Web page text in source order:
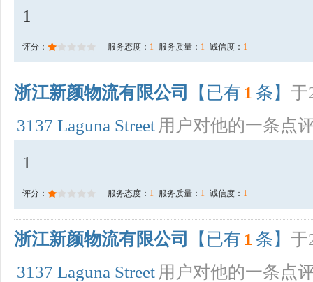
1
评分： 服务态度： 1 服务质量： 1 诚信度： 1
浙江新颜物流有限公司 【已有 1 条】 于
3137 Laguna Street 用户对他的一条点
1
评分： 服务态度： 1 服务质量： 1 诚信度： 1
浙江新颜物流有限公司 【已有 1 条】 于
3137 Laguna Street 用户对他的一条点